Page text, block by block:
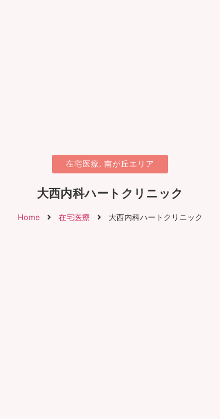
在宅医療, 南が丘エリア
大西内科ハートクリニック
Home 在宅医療 大西内科ハートクリニック